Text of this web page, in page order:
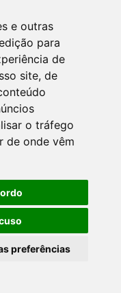
e outras
para
de
site, de
o tráfego
de onde vêm
preferências
Cosif-e